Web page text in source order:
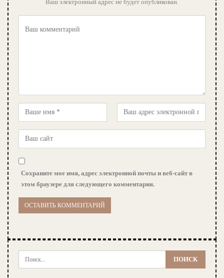
Ваш электронный адрес не будет опубликован.
Сохраните мое имя, адрес электронной почты и веб-сайт в
этом браузере для следующего комментария.